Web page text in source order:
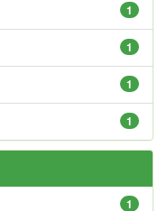
1
1
1
1
1